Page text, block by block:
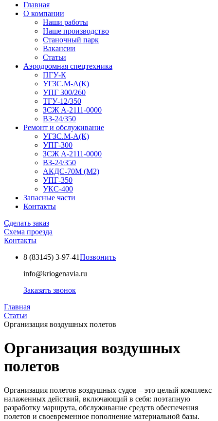
Главная
О компании
Наши работы
Наше производство
Станочный парк
Вакансии
Статьи
Аэродромная спецтехника
ПГУ-К
УГЗС.М-А(К)
УПГ 300/260
ТГУ-12/350
ЗСЖ А-2111-0000
ВЗ-24/350
Ремонт и обслуживание
УГЗС.М-А(К)
УПГ-300
ЗСЖ А-2111-0000
ВЗ-24/350
АКДС-70М (М2)
УПГ-350
УКС-400
Запасные части
Контакты
Сделать заказ
Схема проезда
Контакты
8 (83145) 3-97-41Позвонить
info@kriogenavia.ru
Заказать звонок
Главная
Статьи
Организация воздушных полетов
Организация воздушных
полетов
Организация полетов воздушных судов – это целый комплекс
налаженных действий, включающий в себя: поэтапную
разработку маршрута, обслуживание средств обеспечения
полетов и своевременное пополнение материальной базы.